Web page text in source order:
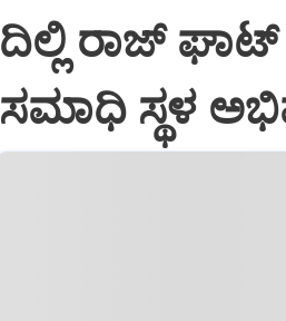
ದಿಲ್ಲಿ ರಾಜ್
ಸಮಾಧಿ ಸ್ಥಳ